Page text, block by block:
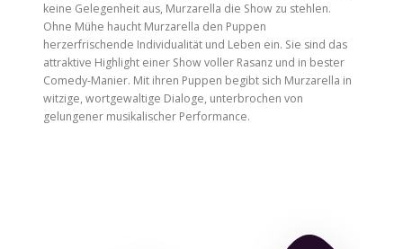
keine Gelegenheit aus, Murzarella die Show zu stehlen.
Ohne Mühe haucht Murzarella den Puppen
herzerfrischende Individualität und Leben ein. Sie sind das
attraktive Highlight einer Show voller Rasanz und in bester
Comedy-Manier. Mit ihren Puppen begibt sich Murzarella in
witzige, wortgewaltige Dialoge, unterbrochen von
gelungener musikalischer Performance.